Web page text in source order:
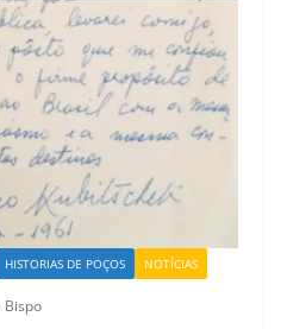
HISTORIAS DE POÇOS NOTÍCIAS
Bispo